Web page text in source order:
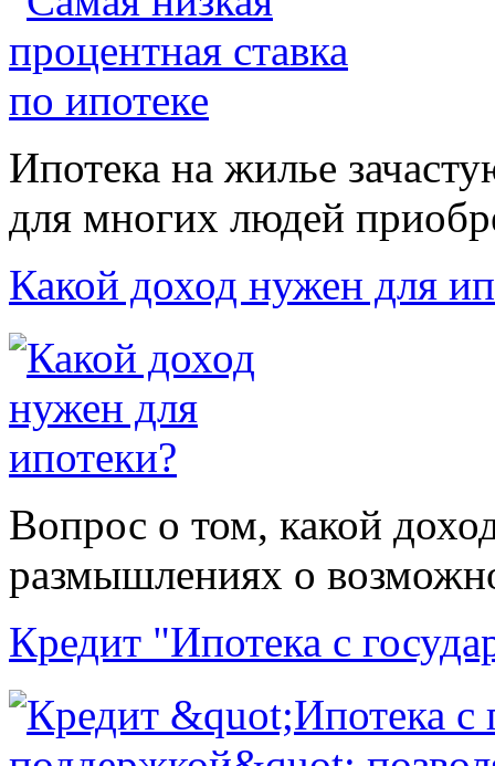
Ипотека на жилье
для многих людей
Какой доход нужен для
Вопрос о том, какой
размышлениях о
Кредит "Ипотека с